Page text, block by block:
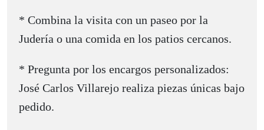
* Combina la visita con un paseo por la
Judería o una comida en los patios cercanos.
* Pregunta por los encargos personalizados:
José Carlos Villarejo realiza piezas únicas bajo
pedido.